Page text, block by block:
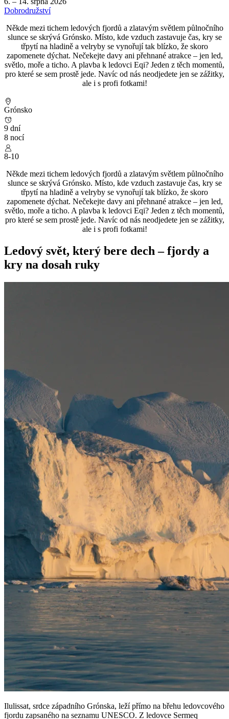
Dobrodružství
Někde mezi tichem ledových fjordů a zlatavým světlem půlnočního
slunce se skrývá Grónsko. Místo, kde vzduch zastavuje čas, kry se
třpytí na hladině a velryby se vynořují tak blízko, že skoro
zapomenete dýchat. Nečekejte davy ani přehnané atrakce – jen led,
světlo, moře a ticho. A plavba k ledovci Eqi? Jeden z těch momentů,
pro které se sem prostě jede. Navíc od nás neodjedete jen se zážitky,
ale i s profi fotkami!
Grónsko
9 dní
8 nocí
8-10
Někde mezi tichem ledových fjordů a zlatavým světlem půlnočního
slunce se skrývá Grónsko. Místo, kde vzduch zastavuje čas, kry se
třpytí na hladině a velryby se vynořují tak blízko, že skoro
zapomenete dýchat. Nečekejte davy ani přehnané atrakce – jen led,
světlo, moře a ticho. A plavba k ledovci Eqi? Jeden z těch momentů,
pro které se sem prostě jede. Navíc od nás neodjedete jen se zážitky,
ale i s profi fotkami!
Ledový svět, který bere dech – fjordy a
kry na dosah ruky
Ilulissat, srdce západního Grónska, leží přímo na břehu ledovcového
fjordu zapsaného na seznamu UNESCO. Z ledovce Sermeq